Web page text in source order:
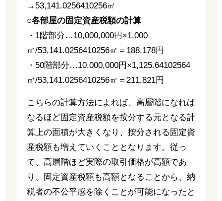
→53,141.0256410256㎡
○各部屋の固定資産税額の計算
・1階部分…10,000,000円×1,000
㎡/53,141.0256410256㎡＝188,178円
・50階部分…10,000,000円×1,125.64102564
㎡/53,141.0256410256㎡＝211,821円
こちらの計算方法によれば、高層階になれば
なるほど固定資産税額を按分する元となる計
算上の面積が大きくなり、按分される固定資
産税額も増えていくこととなります。従っ
て、高層階ほど実際の取引価格が高額であ
り、固定資産税額も高額となることから、納
税者の不公平感を除くことが可能になったと